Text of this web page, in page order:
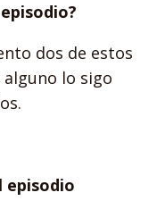
dos de estos
lo sigo
episodio